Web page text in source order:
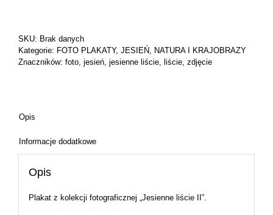
SKU: Brak danych
Kategorie: FOTO PLAKATY, JESIEŃ, NATURA I KRAJOBRAZY
Znaczników: foto, jesień, jesienne liście, liście, zdjęcie
Opis
Informacje dodatkowe
Opis
Plakat z kolekcji fotograficznej „Jesienne liście II”.